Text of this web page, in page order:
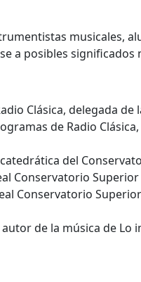
musicales,
a posibles
Clásica, delegada
de Radio
del
Conservatorio
Conservatorio
de la música de Lo